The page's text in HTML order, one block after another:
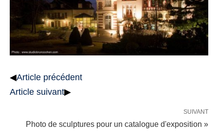
◀Article précédent
Article suivant▶
SUIVANT
Photo de sculptures pour un catalogue d'exposition »